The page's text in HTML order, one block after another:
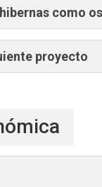
como
proyecto